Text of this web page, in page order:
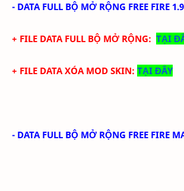
- DATA FULL BỘ MỞ RỘNG FREE FIRE
+ FILE DATA FULL BỘ MỞ RỘNG: TẠI
+ FILE DATA XÓA MOD SKIN: TẠI ĐÂY
- DATA FULL BỘ MỞ RỘNG FREE FIRE